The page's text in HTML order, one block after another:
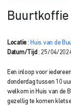
Locatie : Huis van de
Datum/Tijd : 25/04/
Een inloop voor
donderdag tussen 10
welkom in Huis van de
gezellig te komen